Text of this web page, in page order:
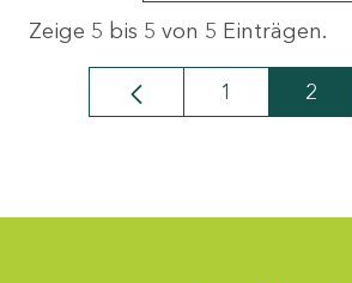
Zeige 5 bis 5 von 5 Einträgen.
Seite
1 Seite
2